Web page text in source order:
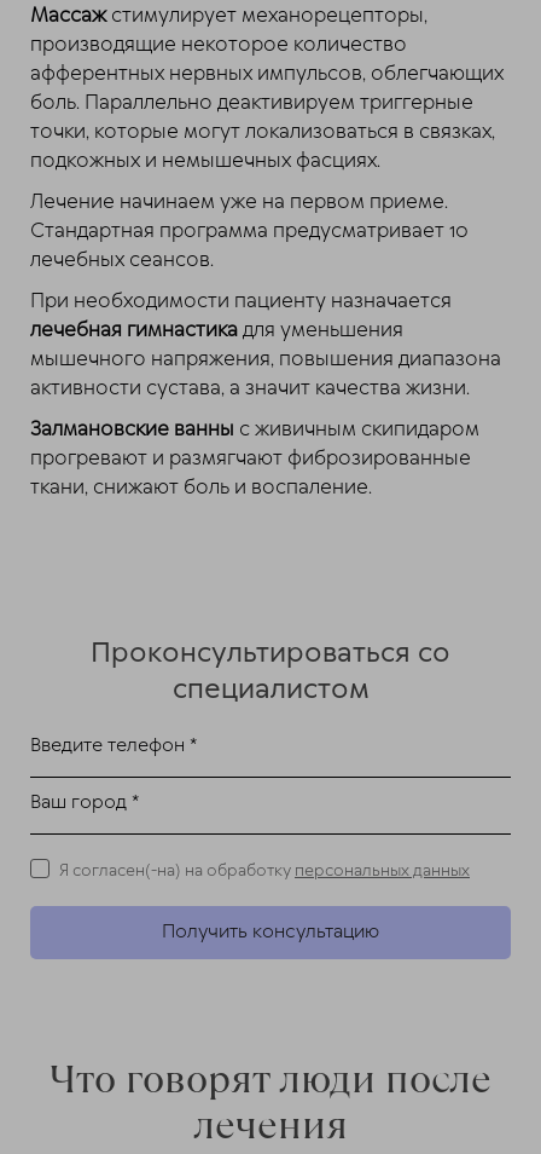
Массажстимулирует механорецепторы,
производящие некоторое количество
афферентных нервных импульсов, облегчающих
боль. Параллельно деактивируем триггерные
точки, которые могут локализоваться в связках,
подкожных и немышечных фасциях.
Лечение начинаем уже на первом приеме.
Стандартная программа предусматривает 10
лечебных сеансов.
При необходимости пациенту назначается
лечебная гимнастикадля уменьшения
мышечного напряжения, повышения диапазона
активности сустава, а значит качества жизни.
Залмановские ванны с живичным скипидаром
прогревают и размягчают фиброзированные
ткани, снижают боль и воспаление.
Проконсультироваться со
специалистом
Введите телефон *
Ваш город *
Получить консультацию
Я согласен(-на) на обработку персональных данных
Что говорят люди после
лечения